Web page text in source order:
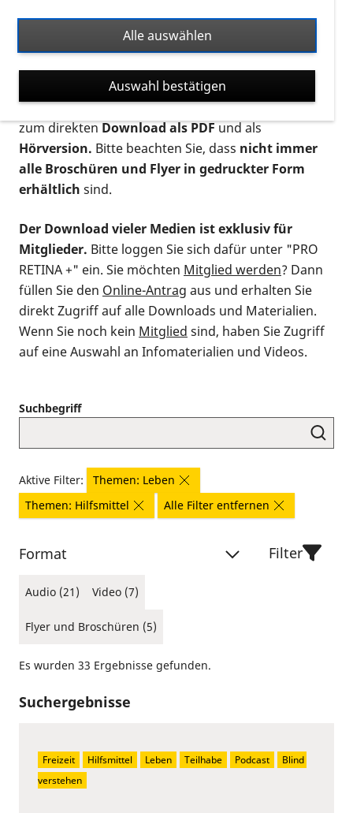
Ort. Nutzen Sie den Formatfilter, um ausschließlich
nach Flyern und Broschüren, Audios oder Videos zu
suchen. Die meisten Flyer und Broschüren werden in
verschiedenen Formaten angeboten: zur
postalischen Bestellung als gedruckte Variante
zum direktenDownload als PDFund als
Hörversion. Bitte beachten Sie, dass nicht immer
alle Broschüren und Flyer in gedruckter Form
erhältlich sind.
Der Download vieler Medien ist exklusiv für
Mitglieder. Bitte loggen Sie sich dafür unter "PRO
RETINA +" ein. Sie möchten Mitglied werden? Dann
füllen Sie den Online-Antrag aus und erhalten Sie
direkt Zugriff auf alle Downloads und Materialien.
Wenn Sie noch kein Mitglied sind, haben Sie Zugriff
auf eine Auswahl an Infomaterialien und Videos.
Suchbegriff
Aktive Filter:
Themen: Leben
Themen: Hilfsmittel
Alle Filter entfernen
Format
Audio (21) Video (7)
Flyer und Broschüren (5)
Filter
Es wurden 33 Ergebnisse gefunden.
Suchergebnisse
Freizeit Hilfsmittel Leben Teilhabe Podcast
Blind
verstehen
Alle auswählen
Auswahl bestätigen